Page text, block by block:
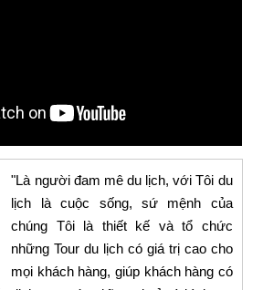
"Là người đam mê du lịch, với Tôi du
lịch là cuộc sống, sứ mệnh của
chúng Tôi là thiết kế và tổ chức
những Tour du lịch có giá trị cao cho
mọi khách hàng, giúp khách hàng có